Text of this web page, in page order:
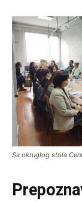
Sa okruglog stola